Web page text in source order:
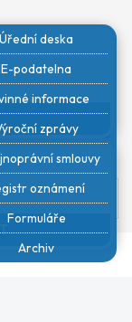
spamboty. Pro
Úřední deska
E-podatelna
informace
zprávy
smlouvy
oznámení
Formuláře
Archiv